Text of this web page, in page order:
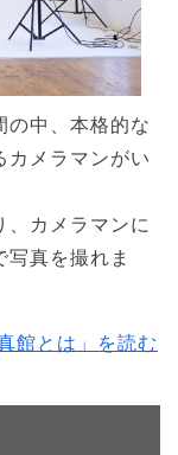
の中、本格的な
カメラマンがい
、カメラマンに
真を撮れま
館とは」を読む